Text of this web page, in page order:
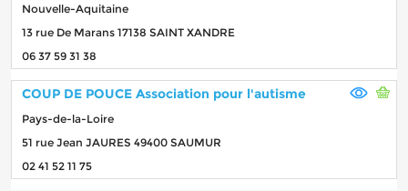
Nouvelle-Aquitaine
13 rue De Marans 17138 SAINT XANDRE
06 37 59 31 38
COUP DE POUCE Association pour l'autisme
Pays-de-la-Loire
51 rue Jean JAURES 49400 SAUMUR
02 41 52 11 75